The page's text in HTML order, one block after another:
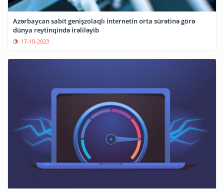
Azərbaycan sabit genişzolaqlı internetin orta sürətinə görə
dünya reytinqində irəliləyib
17-10-2023